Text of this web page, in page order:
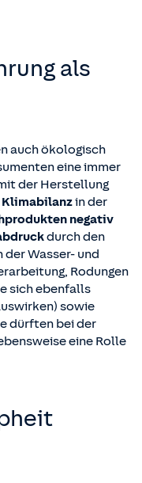
als
auch ökologisch
eine immer
der Herstellung
Klimabilanzin der
negativ
durch den
der Wasser- und
Rodungen
sich ebenfalls
sowie
dürften bei der
eine Rolle